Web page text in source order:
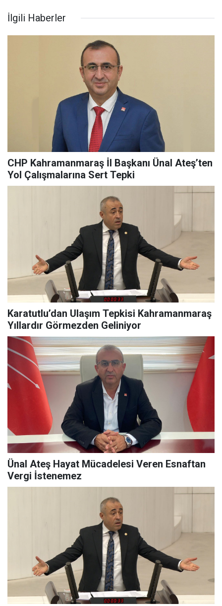
İlgili Haberler
CHP Kahramanmaraş İl Başkanı Ünal Ateş’ten
Yol Çalışmalarına Sert Tepki
Karatutlu’dan Ulaşım Tepkisi Kahramanmaraş
Yıllardır Görmezden Geliniyor
Ünal Ateş Hayat Mücadelesi Veren Esnaftan
Vergi İstenemez